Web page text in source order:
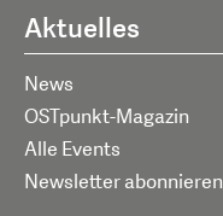
Aktuelles
News
OSTpunkt-Magazin
Alle Events
Newsletter abonnieren